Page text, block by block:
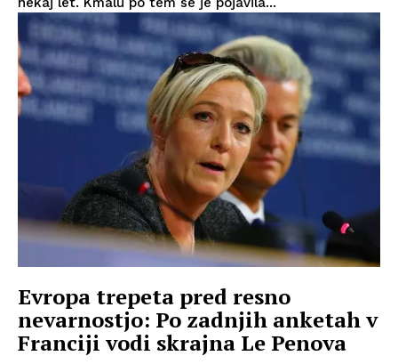
Evropa trepeta pred resno
nevarnostjo: Po zadnjih anketah v
Franciji vodi skrajna Le Penova